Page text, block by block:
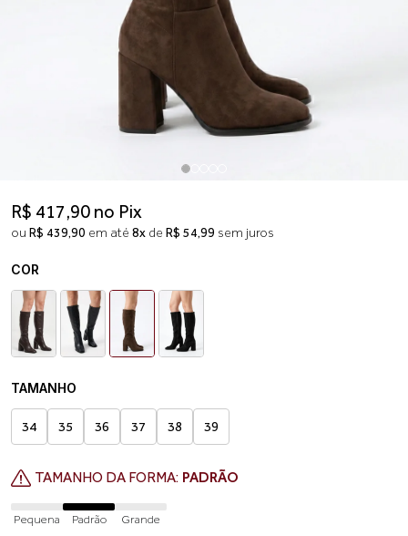
R$ 417,90 no Pix
ou R$ 439,90 em até 8x de R$ 54,99 sem juros
COR
TAMANHO
34 35 36 37 38 39
TAMANHO DA FORMA: PADRÃO
Pequena Padrão
Grande